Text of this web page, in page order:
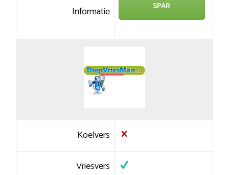
Informatie SPAR
Koelvers
Vriesvers